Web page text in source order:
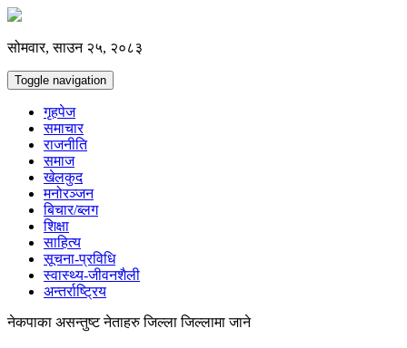
सोमवार, साउन २५, २०८३
Toggle navigation
गृहपेज
समाचार
राजनीति
समाज
खेलकुद
मनोरञ्जन
बिचार/ब्लग
शिक्षा
साहित्य
सूचना-प्रविधि
स्वास्थ्य-जीवनशैली
अन्तर्राष्ट्रिय
नेकपाका असन्तुष्ट नेताहरु जिल्ला जिल्लामा जाने